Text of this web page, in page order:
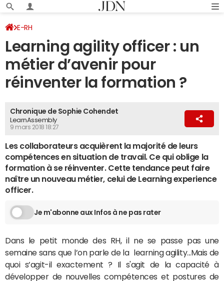
E-RH
Learning agility officer : un
métier d’avenir pour
réinventer la formation ?
Chronique de Sophie Cohendet
LearnAssembly
9 mars 2018 18:27
Les collaborateurs acquièrent la majorité de leurs
compétences en situation de travail. Ce qui oblige la
formation à se réinventer. Cette tendance peut faire
naître un nouveau métier, celui de Learning experience
officer.
Je m'abonne aux Infos à ne pas rater
Dans le petit monde des RH, il ne se passe pas une
semaine sans que l’on parle de la learning agility...Mais de
quoi s’agit-il exactement ? Il s'agit de la capacité à
développer de nouvelles compétences et postures de